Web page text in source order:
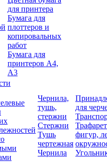
для принтера
Бумага для
плоттеров и
копировальных
работ
Бумага для
принтеров А4,
А3
Чернила,
тушь,
стержни
Стержни
Тушь
чертежная
Чернила
для
фигур,